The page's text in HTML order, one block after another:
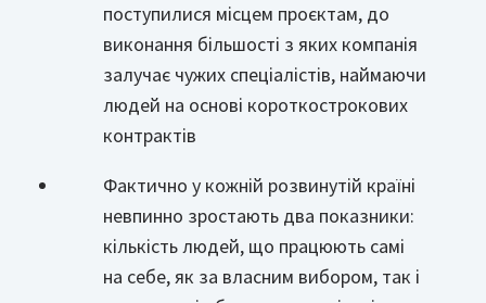
поступилися місцем проєктам, до
виконання більшості з яких компанія
залучає чужих спеціалістів, наймаючи
людей на основі короткострокових
контрактів
Фактично у кожній розвинутій країні
невпинно зростають два показники:
кількість людей, що працюють самі
на себе, як за власним вибором, так і